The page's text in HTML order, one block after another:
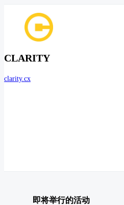
CLARITY
clarity.cx
即将举行的活动